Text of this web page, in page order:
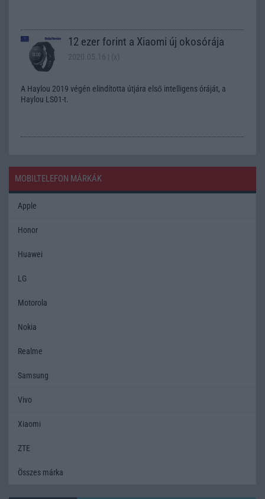
12 ezer forint a Xiaomi új okosórája
2020.05.16 | (x)
A Haylou 2019 végén elindította útjára első intelligens óráját, a
Haylou LS01-t.
MOBILTELEFON MÁRKÁK
Apple
Honor
Huawei
LG
Motorola
Nokia
Realme
Samsung
Vivo
Xiaomi
ZTE
Összes márka